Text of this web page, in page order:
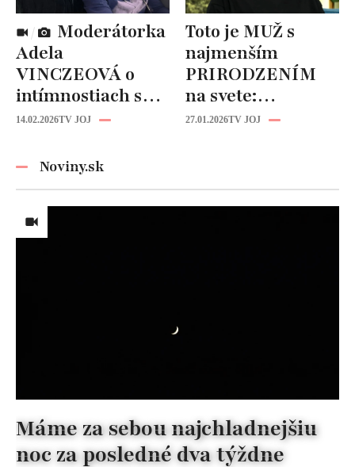
Adela
VINCZEOVÁ o
intímnostiach s
manželom:
hrávajú v posteli!
14.02.2026TV JOJ
Toto je MUŽ s
najmenším
PRIRODZENÍM
na svete:
Zriedkavý
27.01.2026TV JOJ
Noviny.sk
Máme za sebou najchladnejšiu
noc za posledné dva týždne